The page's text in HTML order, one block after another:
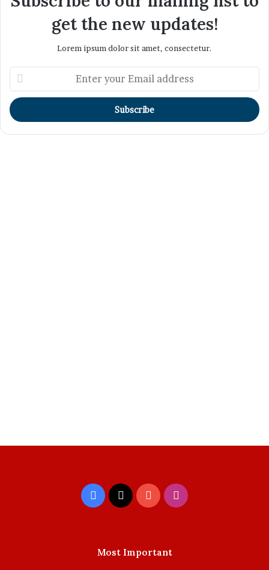
get the new updates!
Lorem ipsum dolor sit amet, consectetur.
your
Email
address
Facebook
X YouTubeInstagram
Most Important